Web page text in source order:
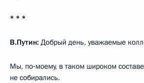
* * *
В.Путин: Добрый день, уважаемые
Мы, по‑моему, в таком широком
не собирались.